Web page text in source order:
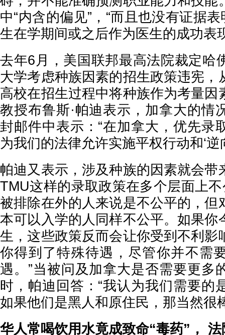
中“内含的偏见”，“而且也没有证据
生在学期间或之后作为医生的成功表
去年6月，美国联邦最高法院裁定哈
大学考虑种族因素的招生政策违宪，
高校在招生过程中将种族作为考量因
教授布鲁斯·帕迪表示，加拿大的情
封邮件中表示：“在加拿大，优先录
为我们的法律允许实施平权行动和‘逆
帕迪又表示，涉及种族的因素就会带
TMU这样的录取政策在多个层面上
被排除在外的人来说是不公平的，但
本可以入学的人同样不公平。如果你
生，这些政策反而会让你受到不利影
你得到了特殊待遇，尽管你并不需
遇。”当被问及加拿大是否需要更多
时，帕迪回答：“我认为我们需要的
如果他们是黑人和原住民，那当然很
华人常喝饮用水竟成致命“毒药”，